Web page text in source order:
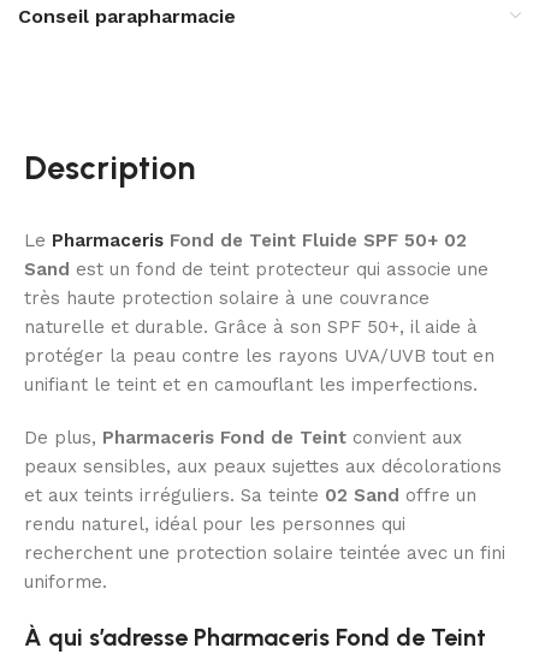
Conseil parapharmacie
Description
Le Pharmaceris Fond de Teint Fluide SPF 50+ 02
Sand est un fond de teint protecteur qui associe une
très haute protection solaire à une couvrance
naturelle et durable. Grâce à son SPF 50+, il aide à
protéger la peau contre les rayons UVA/UVB tout en
unifiant le teint et en camouflant les imperfections.
De plus, Pharmaceris Fond de Teint convient aux
peaux sensibles, aux peaux sujettes aux décolorations
et aux teints irréguliers. Sa teinte 02 Sand offre un
rendu naturel, idéal pour les personnes qui
recherchent une protection solaire teintée avec un fini
uniforme.
À qui s’adresse Pharmaceris Fond de Teint